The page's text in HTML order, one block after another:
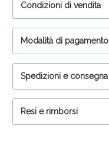
Condizioni di vendita
Modalità di pagamento
Spedizioni e consegna
Resi e rimborsi